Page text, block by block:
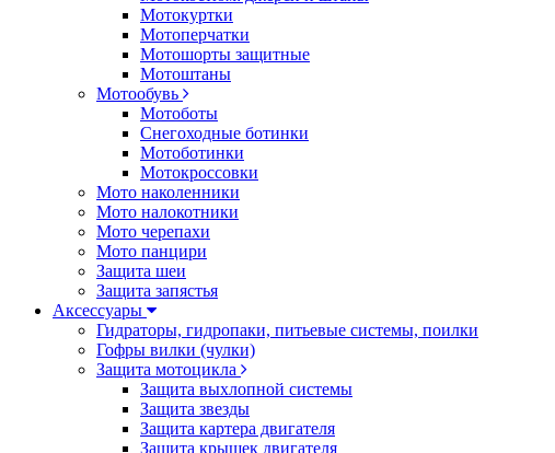
Мотокуртки
Мотоперчатки
Мотошорты защитные
Мотоштаны
Мотообувь
Мотоботы
Снегоходные ботинки
Мотоботинки
Мотокроссовки
Мото наколенники
Мото налокотники
Мото черепахи
Мото панцири
Защита шеи
Защита запястья
Аксессуары
Гидраторы, гидропаки, питьевые системы, поилки
Гофры вилки (чулки)
Защита мотоцикла
Защита выхлопной системы
Защита звезды
Защита картера двигателя
Защита крышек двигателя